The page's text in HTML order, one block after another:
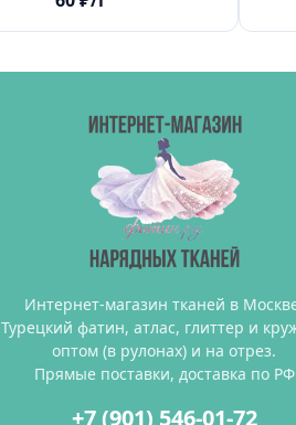
Интернет-магазин тканей в
Турецкий фатин, атлас, глиттер и
оптом (в рулонах) и на отрез.
Прямые поставки, доставка по РФ
+7 (901) 546-01-72